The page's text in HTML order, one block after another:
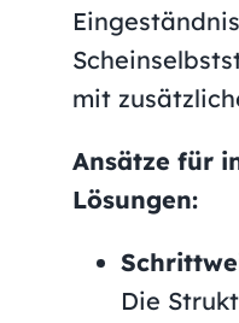
mit
Ansätze für
Lösungen:
Die